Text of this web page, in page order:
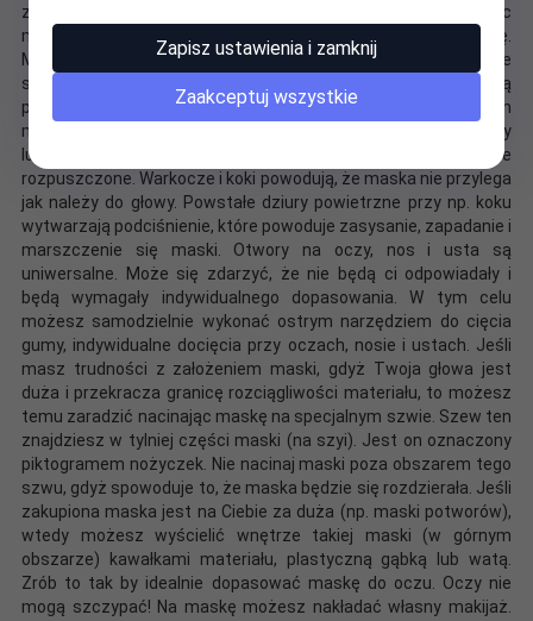
założeniu będziesz miał problemy z oddychaniem. Zakładając
maskę zachowaj spokój, bądź łagodny i nie rób tego na siłę.
Maski są wykonane z rozciągliwej gumy, ale nie oznacza to, że
są niezniszczalne! Po założeniu maski delikatnie przesuwaj ją
palcami tak by otwory na oczy i nos znalazły się na właściwym
miejscu. Nie panikuj, nie ciągnij na siłę maski za nos, wargi, oczy
lub uszy bo ją uszkodzisz. Włosy muszą być zawsze
rozpuszczone. Warkocze i koki powodują, że maska nie przylega
jak należy do głowy. Powstałe dziury powietrzne przy np. koku
wytwarzają podciśnienie, które powoduje zasysanie, zapadanie i
marszczenie się maski. Otwory na oczy, nos i usta są
uniwersalne. Może się zdarzyć, że nie będą ci odpowiadały i
będą wymagały indywidualnego dopasowania. W tym celu
możesz samodzielnie wykonać ostrym narzędziem do cięcia
gumy, indywidualne docięcia przy oczach, nosie i ustach. Jeśli
masz trudności z założeniem maski, gdyż Twoja głowa jest
duża i przekracza granicę rozciągliwości materiału, to możesz
temu zaradzić nacinając maskę na specjalnym szwie. Szew ten
znajdziesz w tylniej części maski (na szyi). Jest on oznaczony
piktogramem nożyczek. Nie nacinaj maski poza obszarem tego
szwu, gdyż spowoduje to, że maska będzie się rozdzierała. Jeśli
zakupiona maska jest na Ciebie za duża (np. maski potworów),
wtedy możesz wyścielić wnętrze takiej maski (w górnym
obszarze) kawałkami materiału, plastyczną gąbką lub watą.
Zrób to tak by idealnie dopasować maskę do oczu. Oczy nie
mogą szczypać! Na maskę możesz nakładać własny makijaż.
Zapisz ustawienia i zamknij
Zaakceptuj wszystkie